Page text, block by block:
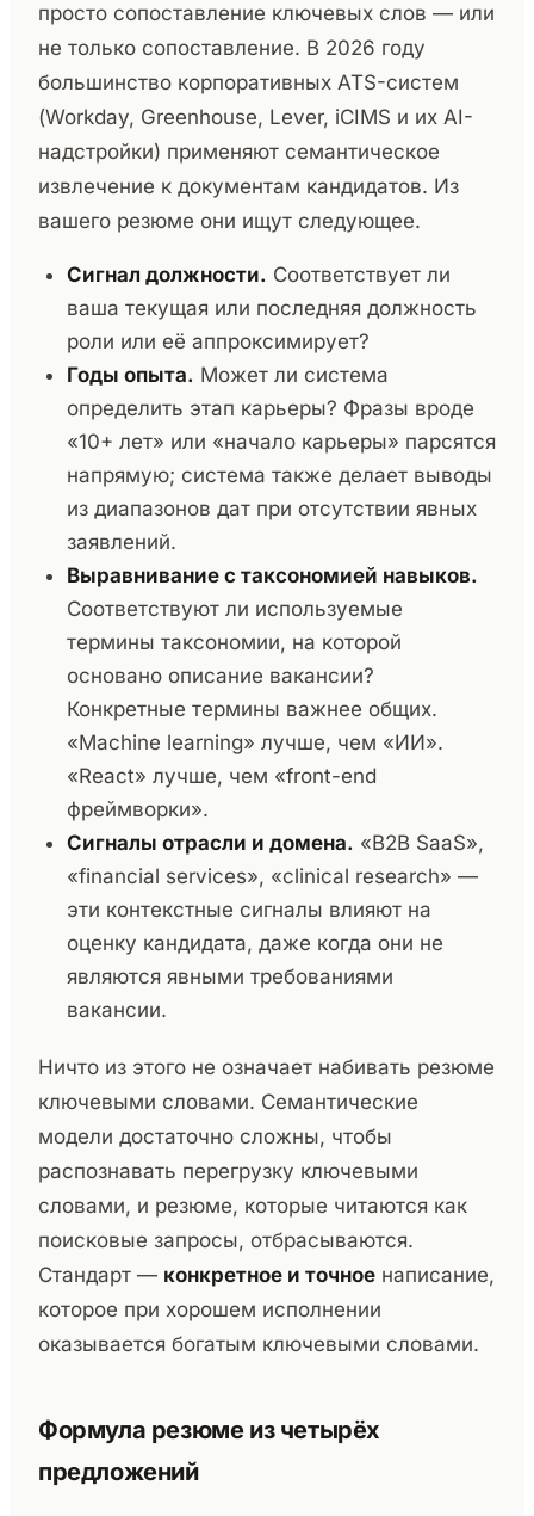
просто сопоставление ключевых слов — или
не только сопоставление. В 2026 году
большинство корпоративных ATS-систем
(Workday, Greenhouse, Lever, iCIMS и их AI-
надстройки) применяют семантическое
извлечение к документам кандидатов. Из
вашего резюме они ищут следующее.
Сигнал должности. Соответствует ли
ваша текущая или последняя должность
роли или её аппроксимирует?
Годы опыта. Может ли система
определить этап карьеры? Фразы вроде
«10+ лет» или «начало карьеры» парсятся
напрямую; система также делает выводы
из диапазонов дат при отсутствии явных
заявлений.
Выравнивание с таксономией навыков.
Соответствуют ли используемые
термины таксономии, на которой
основано описание вакансии?
Конкретные термины важнее общих.
«Machine learning» лучше, чем «ИИ».
«React» лучше, чем «front-end
фреймворки».
Сигналы отрасли и домена. «B2B SaaS»,
«financial services», «clinical research» —
эти контекстные сигналы влияют на
оценку кандидата, даже когда они не
являются явными требованиями
вакансии.
Ничто из этого не означает набивать резюме
ключевыми словами. Семантические
модели достаточно сложны, чтобы
распознавать перегрузку ключевыми
словами, и резюме, которые читаются как
поисковые запросы, отбрасываются.
Стандарт — конкретное и точное написание,
которое при хорошем исполнении
оказывается богатым ключевыми словами.
Формула резюме из четырёх
предложений